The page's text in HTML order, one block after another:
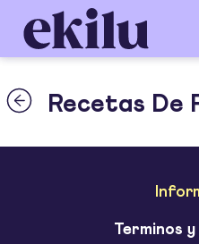
Recetas De
Terminos